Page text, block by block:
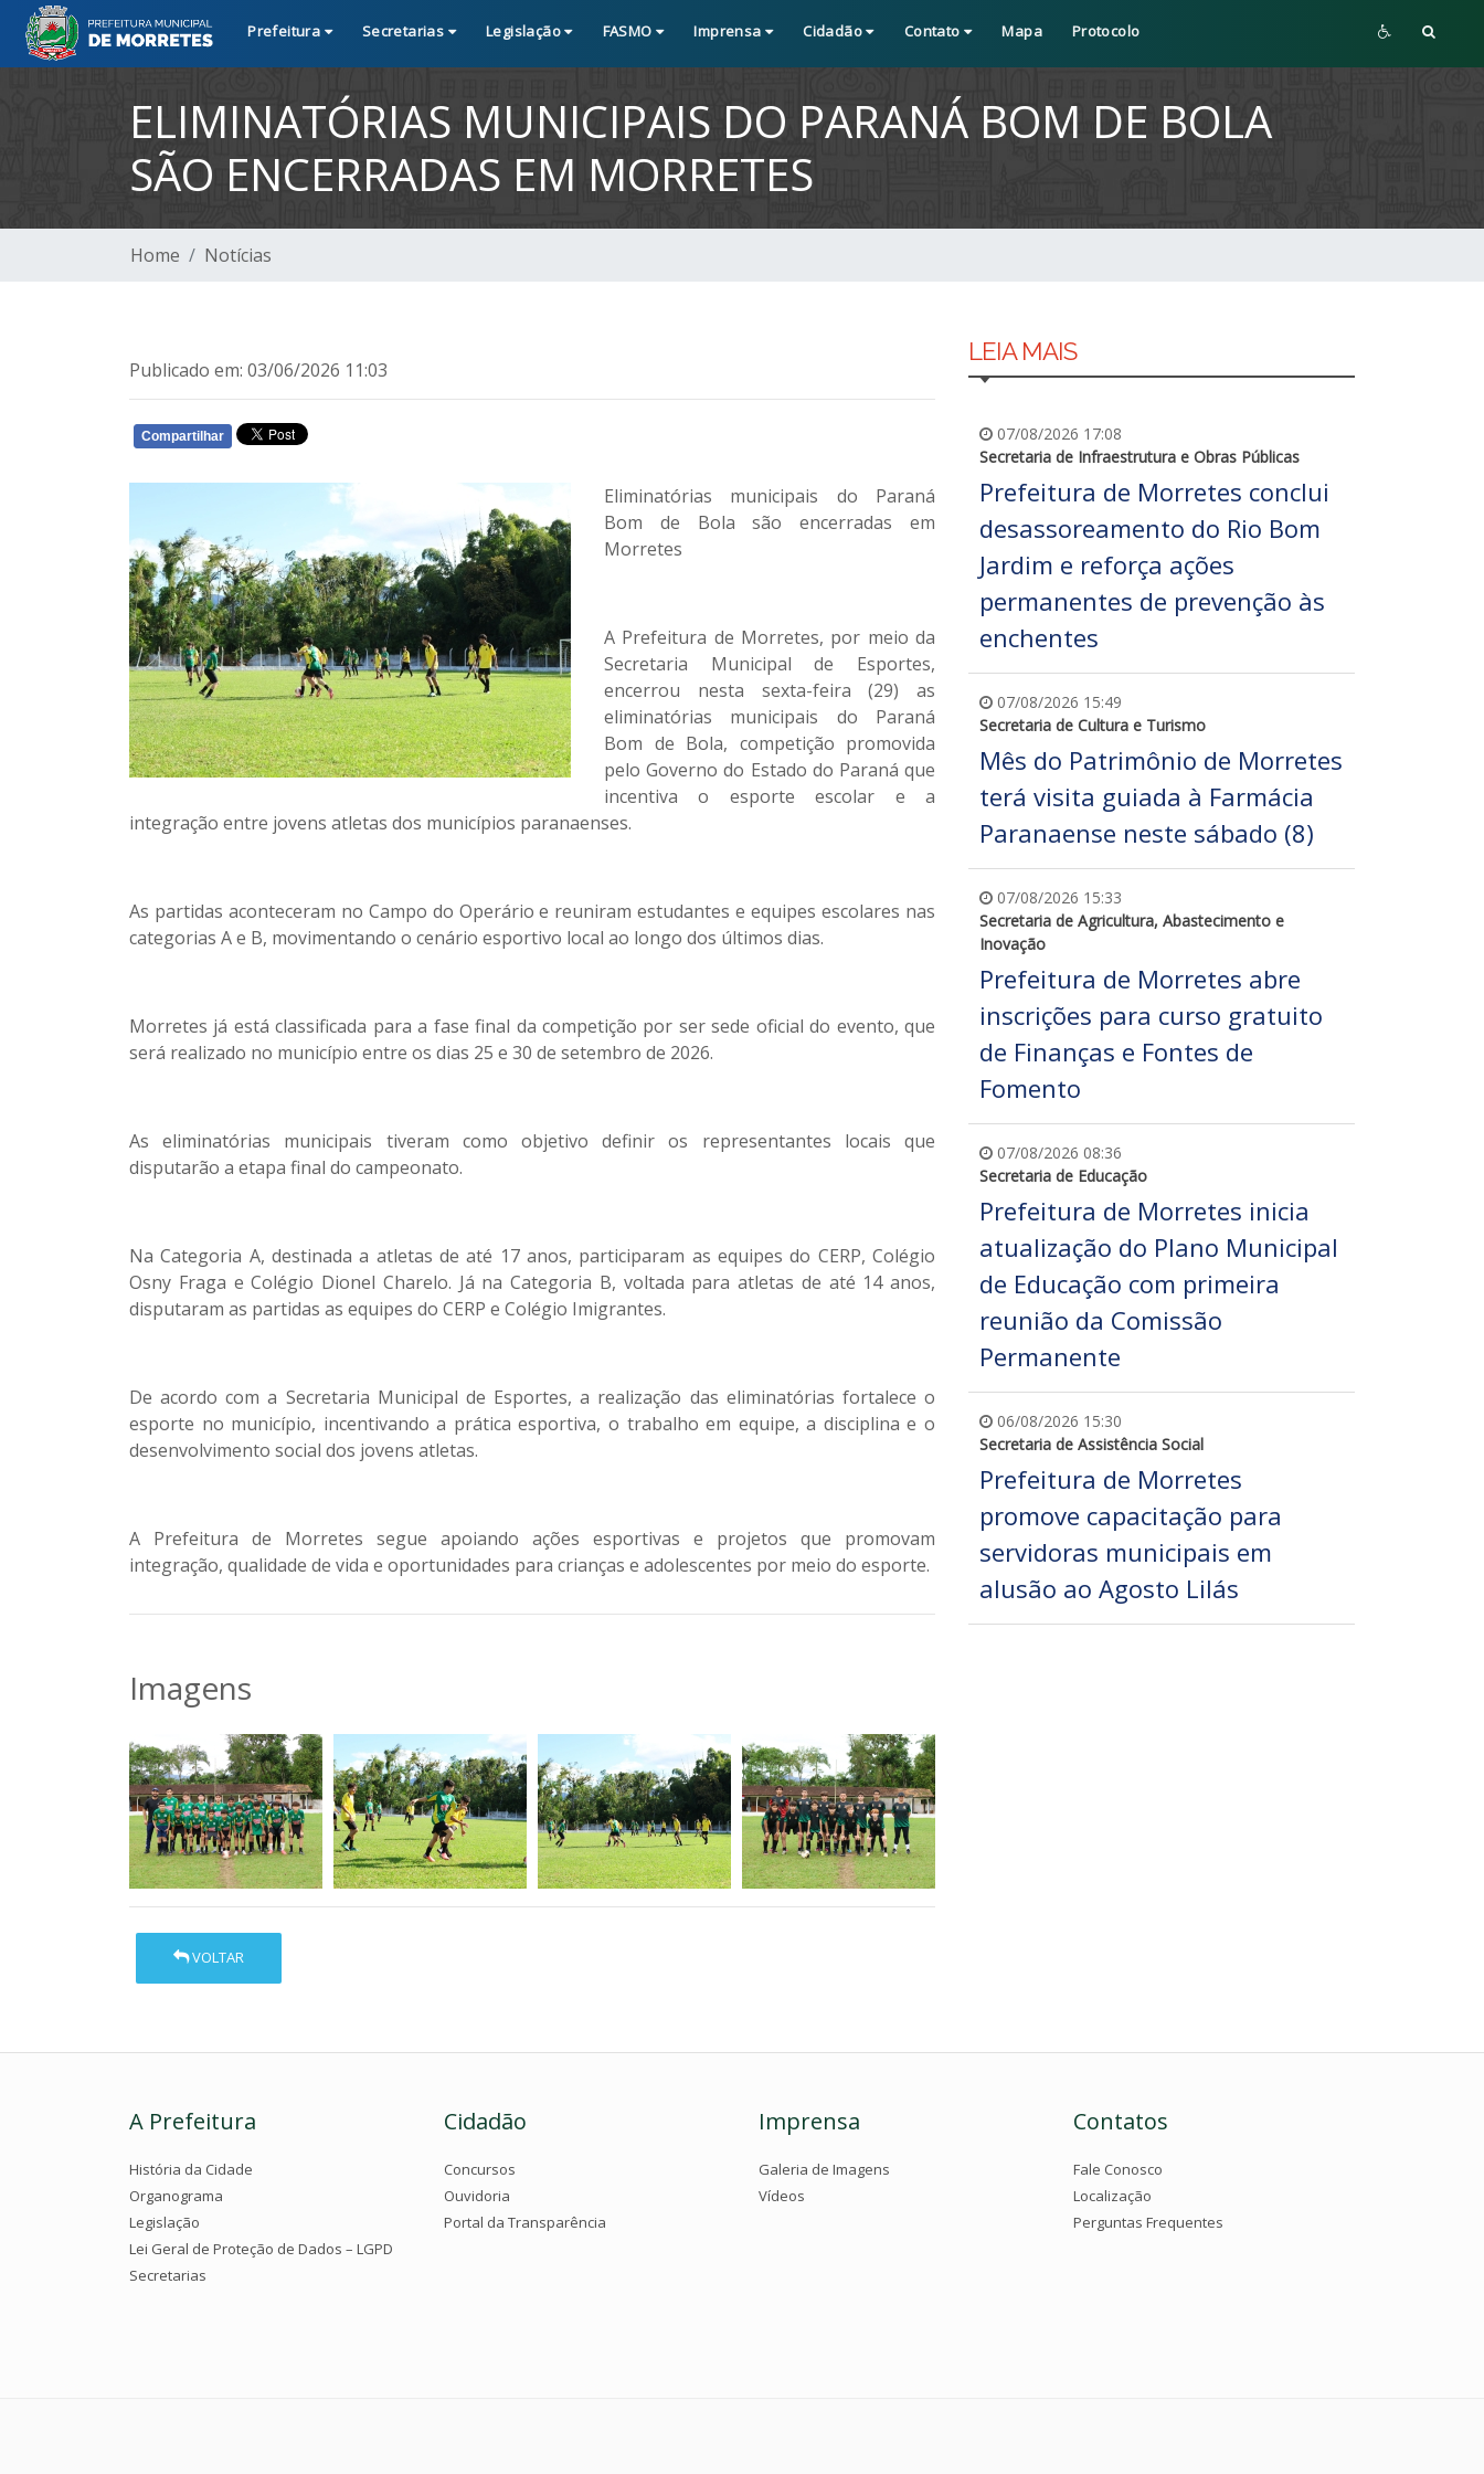
Prefeitura Secretarias Legislação FASMO Imprensa Cidadão Contato Mapa Protocolo
ELIMINATÓRIAS MUNICIPAIS DO PARANÁ BOM DE BOLA
SÃO ENCERRADAS EM MORRETES
Home Notícias
Publicado em: 03/06/2026 11:03
Compartilhar
Eliminatórias municipais do Paraná
Bom de Bola são encerradas em
Morretes
A Prefeitura de Morretes, por meio da
Secretaria Municipal de Esportes,
encerrou nesta sexta-feira (29) as
eliminatórias municipais do Paraná
Bom de Bola, competição promovida
pelo Governo do Estado do Paraná que
incentiva o esporte escolar e a
integração entre jovens atletas dos municípios paranaenses.
As partidas aconteceram no Campo do Operário e reuniram estudantes e equipes escolares nas
categorias A e B, movimentando o cenário esportivo local ao longo dos últimos dias.
Morretes já está classificada para a fase final da competição por ser sede oficial do evento, que
será realizado no município entre os dias 25 e 30 de setembro de 2026.
As eliminatórias municipais tiveram como objetivo definir os representantes locais que
disputarão a etapa final do campeonato.
Na Categoria A, destinada a atletas de até 17 anos, participaram as equipes do CERP, Colégio
Osny Fraga e Colégio Dionel Charelo. Já na Categoria B, voltada para atletas de até 14 anos,
disputaram as partidas as equipes do CERP e Colégio Imigrantes.
De acordo com a Secretaria Municipal de Esportes, a realização das eliminatórias fortalece o
esporte no município, incentivando a prática esportiva, o trabalho em equipe, a disciplina e o
desenvolvimento social dos jovens atletas.
A Prefeitura de Morretes segue apoiando ações esportivas e projetos que promovam
integração, qualidade de vida e oportunidades para crianças e adolescentes por meio do esporte.
Imagens
VOLTAR
LEIA MAIS
07/08/2026 17:08
Secretaria de Infraestrutura e Obras Públicas
Prefeitura de Morretes conclui
desassoreamento do Rio Bom
Jardim e reforça ações
permanentes de prevenção às
enchentes
07/08/2026 15:49
Secretaria de Cultura e Turismo
Mês do Patrimônio de Morretes
terá visita guiada à Farmácia
Paranaense neste sábado (8)
07/08/2026 15:33
Secretaria de Agricultura, Abastecimento e
Inovação
Prefeitura de Morretes abre
inscrições para curso gratuito
de Finanças e Fontes de
Fomento
07/08/2026 08:36
Secretaria de Educação
Prefeitura de Morretes inicia
atualização do Plano Municipal
de Educação com primeira
reunião da Comissão
Permanente
06/08/2026 15:30
Secretaria de Assistência Social
Prefeitura de Morretes
promove capacitação para
servidoras municipais em
alusão ao Agosto Lilás
A Prefeitura
História da Cidade
Organograma
Legislação
Lei Geral de Proteção de Dados – LGPD
Secretarias
Cidadão
Concursos
Ouvidoria
Portal da Transparência
Imprensa
Galeria de Imagens
Vídeos
Contatos
Fale Conosco
Localização
Perguntas Frequentes